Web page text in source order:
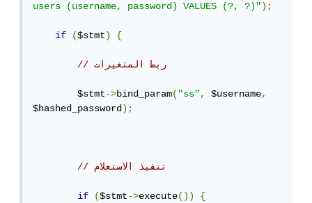
users (username, password) VALUES (?, ?)");
if ($stmt) {
// ربط المتغيرات
$stmt->bind_param("ss", $username,
$hashed_password);
// تنفيذ الاستعلام
if ($stmt->execute()) {